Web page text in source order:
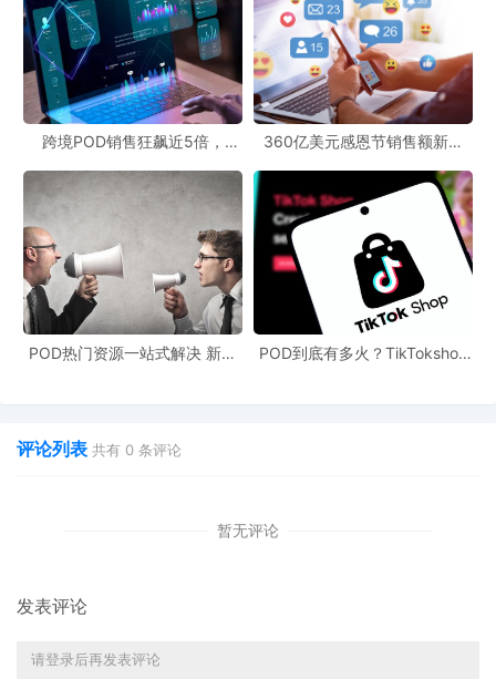
据亚马逊官方测试数据显示， SP视频广告活动点击率提升
9%，而观看超过5秒的用户，其点击率暴增 8倍。
跨境POD销售狂飙近5倍，
360亿美元感恩节销售额新纪
新风潮！
POD热门资源一站式解决 新手
POD到底有多火？TikTokshop
评论列表 共有 0 条评论
暂无评论
发表评论